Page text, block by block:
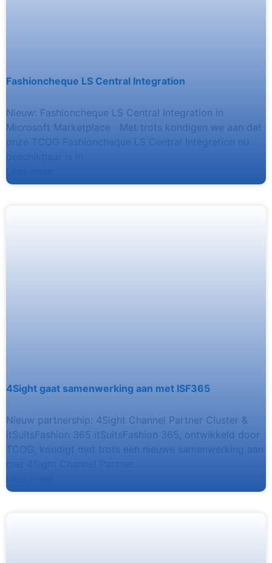
Fashioncheque LS Central Integration
Nieuw: Fashioncheque LS Central Integration in
Microsoft Marketplace Met trots kondigen we aan dat
onze TCOG Fashioncheque LS Central Integration nu
4Sight gaat samenwerking aan met ISF365
Nieuw partnership: 4Sight Channel Partner Cluster &
itSuitsFashion 365 itSuitsFashion 365, ontwikkeld door
TCOG, kondigt met trots een nieuwe samenwerking aan